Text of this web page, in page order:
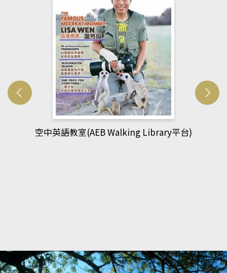
網管人(kono平台)